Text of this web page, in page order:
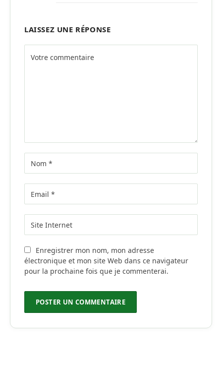
LAISSEZ UNE RÉPONSE
Enregistrer mon nom, mon adresse
électronique et mon site Web dans ce navigateur
pour la prochaine fois que je commenterai.